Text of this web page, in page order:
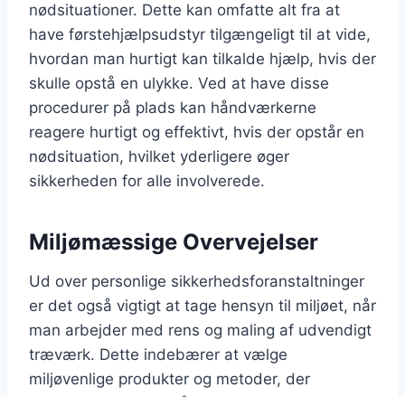
nødsituationer. Dette kan omfatte alt fra at
have førstehjælpsudstyr tilgængeligt til at vide,
hvordan man hurtigt kan tilkalde hjælp, hvis der
skulle opstå en ulykke. Ved at have disse
procedurer på plads kan håndværkerne
reagere hurtigt og effektivt, hvis der opstår en
nødsituation, hvilket yderligere øger
sikkerheden for alle involverede.
Miljømæssige Overvejelser
Ud over personlige sikkerhedsforanstaltninger
er det også vigtigt at tage hensyn til miljøet, når
man arbejder med rens og maling af udvendigt
træværk. Dette indebærer at vælge
miljøvenlige produkter og metoder, der